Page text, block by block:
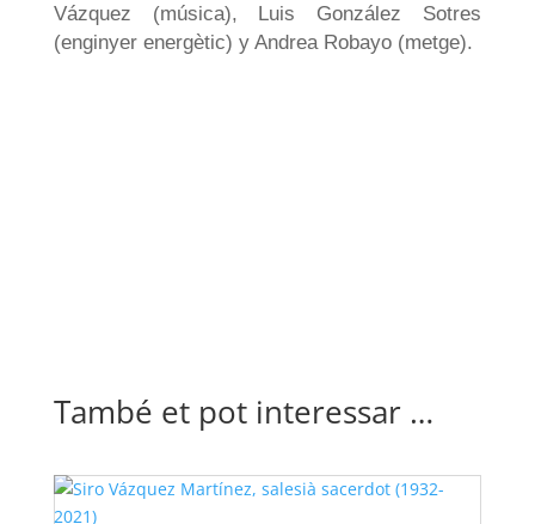
Vázquez (música), Luis González Sotres
(enginyer energètic) y Andrea Robayo (metge).
També et pot interessar …